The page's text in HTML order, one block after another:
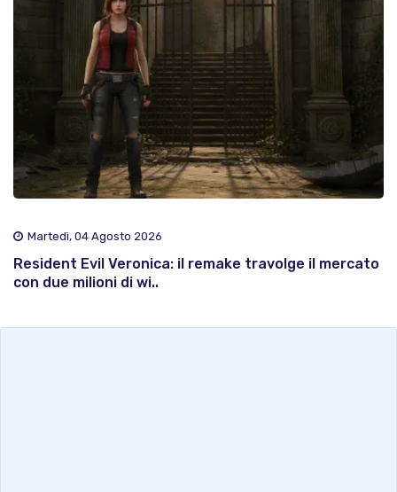
Martedì, 04 Agosto 2026
Resident Evil Veronica: il remake travolge il mercato
con due milioni di wi..